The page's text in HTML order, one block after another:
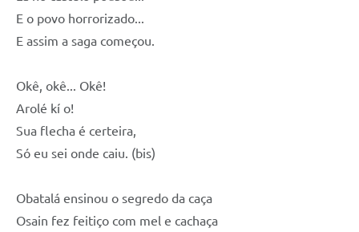
E o povo horrorizado...
E assim a saga começou.
Okê, okê... Okê!
Arolé kí o!
Sua flecha é certeira,
Só eu sei onde caiu. (bis)
Obatalá ensinou o segredo da caça
Osain fez feitiço com mel e cachaça